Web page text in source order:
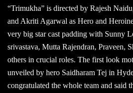
“Trimukha” is directed by Rajesh
and Akriti Agarwal as Hero and
very big star cast padding with Sunny
srivastava, Mutta Rajendran, Praveen,
others in crucial roles. The first look
unveiled by hero Saidharam Tej in
congratulated the whole team and said